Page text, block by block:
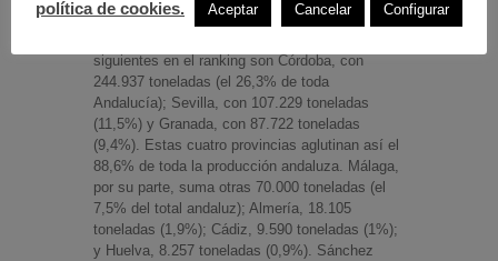
el principal productor con 385.815 toneladas de
siguientes en el ranking son Córdoba, con
244.937 toneladas (el 26,3% de toda
Andalucía); Sevilla, con 107.229 toneladas
(11,5%) y Granada, con 87.722 toneladas
(9,4%). Estas cuatro provincias aglutinan así el
88,6% de toda la producción andaluza. Málaga,
por su parte, suma otras 70.000 toneladas (el
7,5% del total andaluz); Almería, 18.105
toneladas (1,9%); Cádiz, 9.590 toneladas (1%);
y Huelva, 8.257 toneladas (0,9%). Sánchez
política de cookies.
Aceptar Cancelar Configurar